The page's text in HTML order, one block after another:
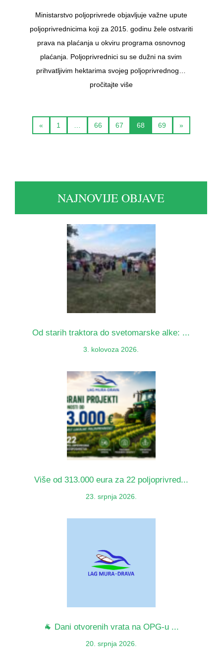
Ministarstvo poljoprivrede objavljuje važne upute
poljoprivrednicima koji za 2015. godinu žele ostvariti
prava na plaćanja u okviru programa osnovnog
plaćanja. Poljoprivrednici su se dužni na svim
prihvatljivim hektarima svojeg poljoprivrednog…
pročitajte više
« 1 66 67 68 69 »
NAJNOVIJE OBJAVE
Od starih traktora do svetomarske alke: ...
3. kolovoza 2026.
Više od 313.000 eura za 22 poljoprivred...
23. srpnja 2026.
🐐 Dani otvorenih vrata na OPG-u ...
20. srpnja 2026.